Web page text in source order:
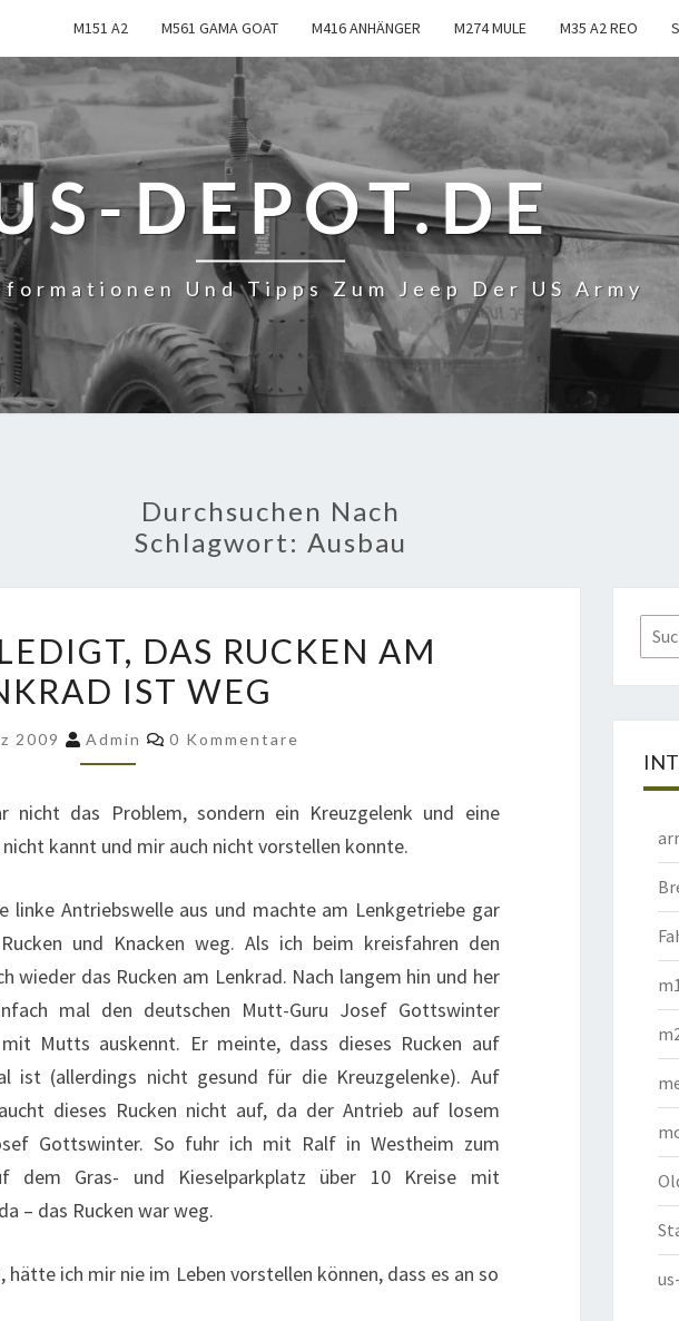
M151 A2 M561 GAMA GOAT M416 ANHÄNGER M274 MULE M35 A2 REO
DEPOT.DE
Und Tipps Zum Jeep Der US Army
Durchsuchen Nach
Schlagwort: Ausbau
ERLEDIGT,
DAS
AM
IST
WEG
DAS RUCKEN AM
IST WEG
2009 Admin Kommentare
0 Kommentare
das Problem, sondern ein Kreuzgelenk und eine
kannt und mir auch nicht vorstellen konnte.
linke Antriebswelle aus und machte am Lenkgetriebe gar
und Knacken weg. Als ich beim kreisfahren den
wieder das Rucken am Lenkrad. Nach langem hin und her
mal den deutschen Mutt-Guru Josef Gottswinter
Mutts auskennt. Er meinte, dass dieses Rucken auf
ist (allerdings nicht gesund für die Kreuzgelenke). Auf
dieses Rucken nicht auf, da der Antrieb auf losem
Gottswinter. So fuhr ich mit Ralf in Westheim zum
dem Gras- und Kieselparkplatz über 10 Kreise mit
– das Rucken war weg.
hätte ich mir nie im Leben vorstellen können, dass es an so